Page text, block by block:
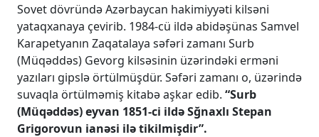
Sovet dövründə Azərbaycan hakimiyyəti kilsəni
yataqxanaya çevirib. 1984-cü ildə abidəşünas Samvel
Karapetyanın Zaqatalaya səfəri zamanı Surb
(Müqəddəs) Gevorg kilsəsinin üzərindəki erməni
yazıları gipslə örtülmüşdür. Səfəri zamanı o, üzərində
suvaqla örtülməmiş kitabə aşkar edib. “Surb
(Müqəddəs) eyvan 1851-ci ildə Sğnaxlı Stepan
Grigorovun ianəsi ilə tikilmişdir”.